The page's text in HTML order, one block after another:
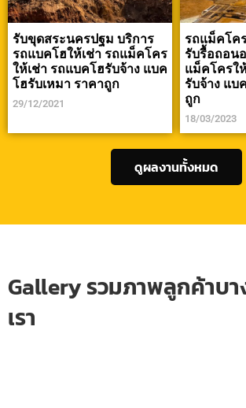
รับขุดสระนครปฐม บริการ
รถแบคโฮให้เช่า รถแม็คโคร
ให้เช่า รถแบคโฮรับจ้าง แบค
โฮรับเหมา ราคาถูก
29/12/2021
รถแม็คโค
รับรื้อถอน
แม็คโครใ
รับจ้าง แบ
ถูก
18/03/2023
ดูผลงานทั้งหมด
Gallery รวมภาพลูกค้าบ
เรา